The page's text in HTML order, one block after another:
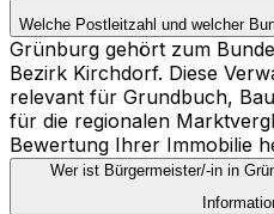
Welche Postleitzahl und welcher
Grünburg gehört zum
Bezirk Kirchdorf. Diese
relevant für Grundbuch,
für die regionalen
Bewertung Ihrer Immobilie
Wer ist Bürgermeister/-in in